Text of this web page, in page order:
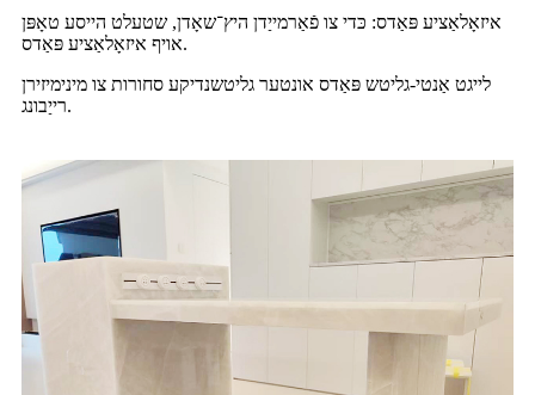
איזאָלאַציע פּאַדס: כּדי צו פֿאַרמייַדן היץ־שאָדן, שטעלט הייסע טאָפּן
אויף איזאָלאַציע פּאַדס.
לייגט אַנטי-גליטש פּאַדס אונטער גליטשנדיקע סחורות צו מינימיזירן
רייַבונג.